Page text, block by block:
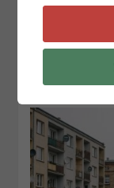
Nowa
21 kwietnia,